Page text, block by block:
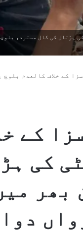
ہڑتال کی کال مسترد،
سزا کے خلاف کالعدم
کے
کی
بھر